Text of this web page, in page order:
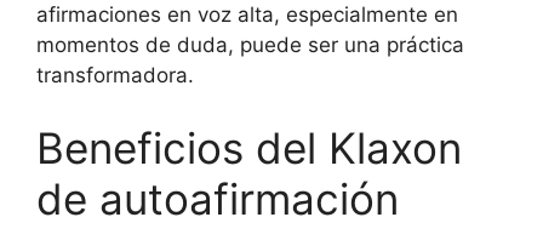
afirmaciones en voz alta, especialmente en
momentos de duda, puede ser una práctica
transformadora.
Beneficios del Klaxon
de autoafirmación